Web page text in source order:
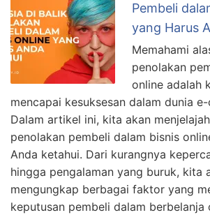
Pembeli
yang Harus
Memahami
penolakan
online adalah
mencapai kesuksesan dalam dunia
Dalam artikel ini, kita akan
penolakan pembeli dalam bisnis
Anda ketahui. Dari kurangnya
hingga pengalaman yang buruk, kita
mengungkap berbagai faktor yang
keputusan pembeli dalam berbelanja